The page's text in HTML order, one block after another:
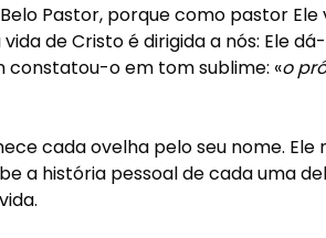
Pastor, porque como pastor Ele
de Cristo é dirigida a nós: Ele
constatou-o em tom sublime: «o
cada ovelha pelo seu nome. Ele
a história pessoal de cada uma